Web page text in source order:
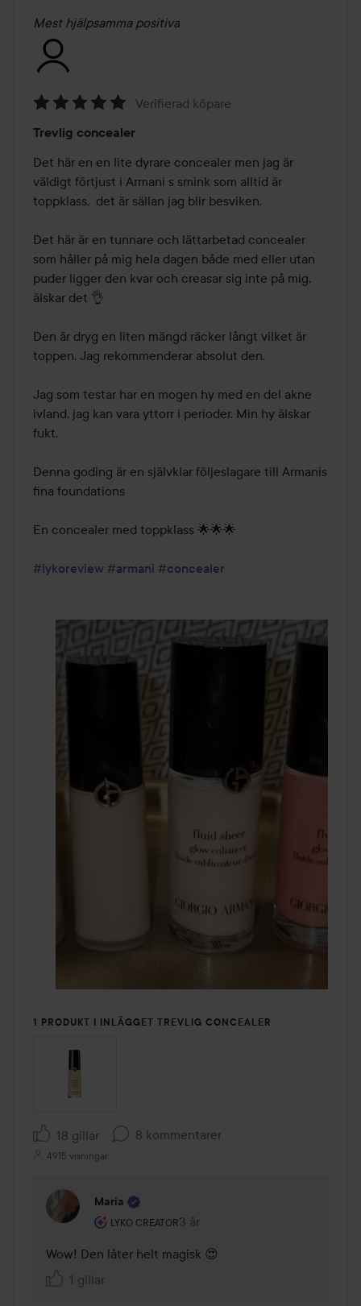
Mest hjälpsamma positiva
5
av
5
Verifierad köpare
Trevlig concealer
Det här en en lite dyrare concealer men jag är
väldigt förtjust i Armani s smink som alltid är
toppklass,  det är sällan jag blir besviken.
Det här är en tunnare och lättarbetad concealer
som håller på mig hela dagen både med eller utan
puder ligger den kvar och creasar sig inte på mig,
älskar det 👌
Den är dryg en liten mängd räcker långt vilket är
toppen. Jag rekommenderar absolut den.
Jag som testar har en mogen hy med en del akne
ivland, jag kan vara yttorr i perioder. Min hy älskar
fukt.
Denna goding är en självklar följeslagare till Armanis
fina foundations
En concealer med toppklass 🌟🌟🌟
#lykoreview #armani #concealer
1 PRODUKT I INLÄGGET TREVLIG CONCEALER
18 gillar 8 kommentarer
4915 visningar
Maria
LYKO CREATOR
Användarens roll: Lyko Creator.
3 år
Kommentaren lades 3 år
Wow! Den låter helt magisk 😍
1 gillar